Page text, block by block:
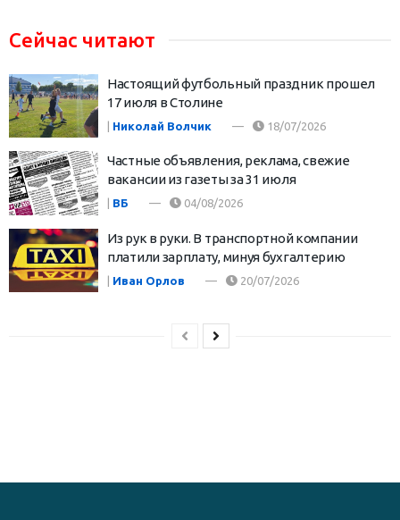
Сейчас читают
Настоящий футбольный праздник прошел
17 июля в Столине
| Николай Волчик 18/07/2026
Частные объявления, реклама, свежие
вакансии из газеты за 31 июля
ВБ 04/08/2026
Из рук в руки. В транспортной компании
платили зарплату, минуя бухгалтерию
| Иван Орлов 20/07/2026